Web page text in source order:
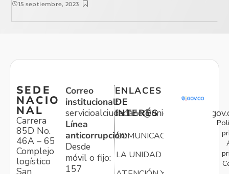
15 septiembre, 2023
SEDE
NACIO
NAL
Carrera
85D No.
46A – 65
Complejo
logístico
San
Correo
institucional:
Línea
anticorrupción:
Desde
móvil o fijo:
157
ENLACES
DE
INTERÉS
COMUNICACIONES
LA UNIDAD